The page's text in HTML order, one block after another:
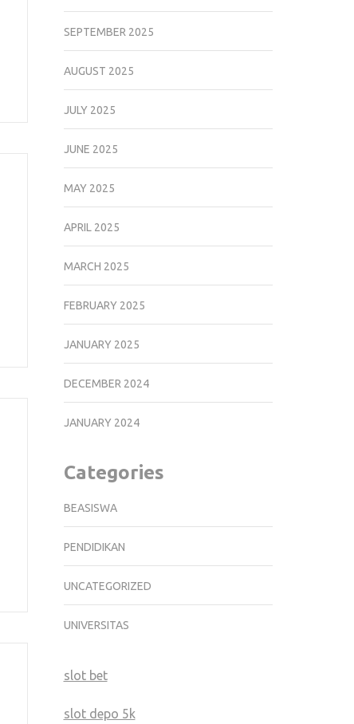
SEPTEMBER 2025
AUGUST 2025
JULY 2025
JUNE 2025
MAY 2025
APRIL 2025
MARCH 2025
FEBRUARY 2025
JANUARY 2025
DECEMBER 2024
JANUARY 2024
Categories
BEASISWA
PENDIDIKAN
UNCATEGORIZED
UNIVERSITAS
slot bet
slot depo 5k